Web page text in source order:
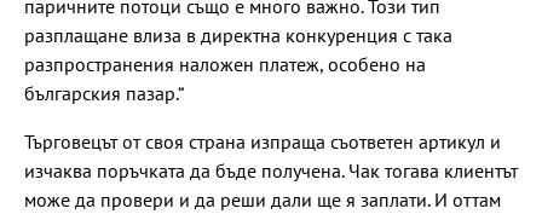
паричните потоци също е много важно. Този тип
разплащане влиза в директна конкуренция с така
разпространения наложен платеж, особено на
българския пазар.“
Търговецът от своя страна изпраща съответен артикул и
изчаква поръчката да бъде получена. Чак тогава клиентът
може да провери и да реши дали ще я заплати. И оттам